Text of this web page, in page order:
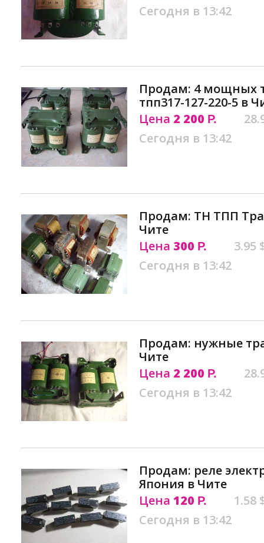
Сегодня в 13:42
Продам: 4 мощных
тпп317-127-220-5 в
Цена 2 200 Р.
Сегодня в 13:42
Продам: ТН ТПП
Чите
Цена 300 Р.
3.95
Сегодня в 13:42
Продам: нужные
Чите
Цена 2 200 Р.
Сегодня в 13:42
Продам: реле
Япония в Чите
Цена 120 Р.
1.58
Сегодня в 13:42